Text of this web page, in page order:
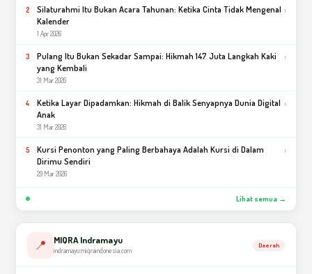
2
Silaturahmi Itu Bukan Acara Tahunan: Ketika Cinta Tidak Mengenal
Kalender
1 Apr 2026
›
3
Pulang Itu Bukan Sekadar Sampai: Hikmah 147 Juta Langkah Kaki
yang Kembali
31 Mar 2026
›
4
Ketika Layar Dipadamkan: Hikmah di Balik Senyapnya Dunia Digital
Anak
31 Mar 2026
›
5
Kursi Penonton yang Paling Berbahaya Adalah Kursi di Dalam
Dirimu Sendiri
29 Mar 2026
›
Lihat semua →
📍 MIQRA Indramayu
indramayu.miqraindonesia.com
Daerah